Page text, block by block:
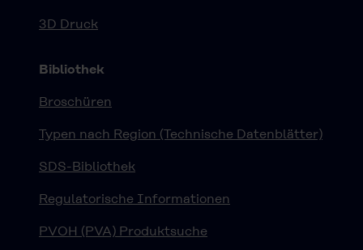
3D Druck
Bibliothek
Broschüren
Typen nach Region (Technische Datenblätter)
SDS-Bibliothek
Regulatorische Informationen
PVOH (PVA) Produktsuche